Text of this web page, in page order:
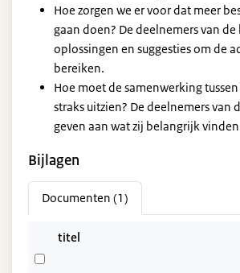
Hoe zorgen we er voor dat meer
gaan doen? De deelnemers van
oplossingen en suggesties om de
bereiken.
Hoe moet de samenwerking
straks uitzien? De deelnemers van
geven aan wat zij belangrijk
Bijlagen
Documenten (1)
titel